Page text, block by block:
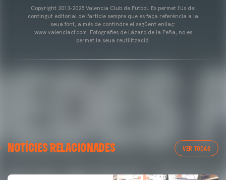
Copyright 2013-2025 Valencia Club de Futbol. Es permet l'ús del
contingut editorial de l'article sempre que es faça referència a la
seua font, a més de contindre el següent enllaç:
www.valenciacf.com. Fotografies de Lázaro de la Peña, no es
permet la seua reutilització.
NOTÍCIES RELACIONADES VER TODAS